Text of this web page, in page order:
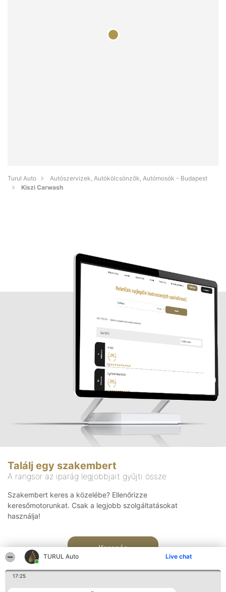
TURUL Auto Live chat
17:25
Turul Auto
Autószervizek, Autókölcsönzők, Autómosók - Budapest
Kiszi Carwash
Találj egy szakembert
A rangsor az iparág legjobbjait gyűjti össze
Szakembert keres a közelébe? Ellenőrizze
keresőmotorunkat. Csak a legjobb szolgáltatásokat
használja!
Keresés